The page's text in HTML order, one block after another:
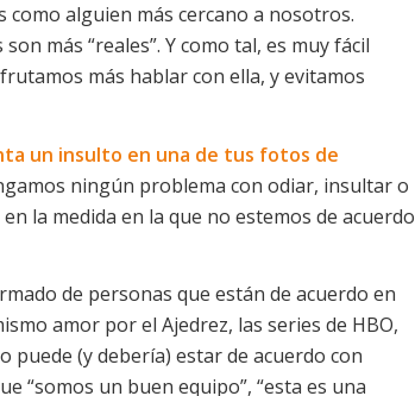
como alguien más cercano a nosotros.
más “reales”. Y como tal, es muy fácil
más hablar con ella, y evitamos
un insulto en una de tus fotos de
ningún problema con odiar, insultar o
la medida en la que no estemos de acuerdo
de personas que están de acuerdo en
amor por el Ajedrez, las series de HBO,
puede (y debería) estar de acuerdo con
“somos un buen equipo”, “esta es una